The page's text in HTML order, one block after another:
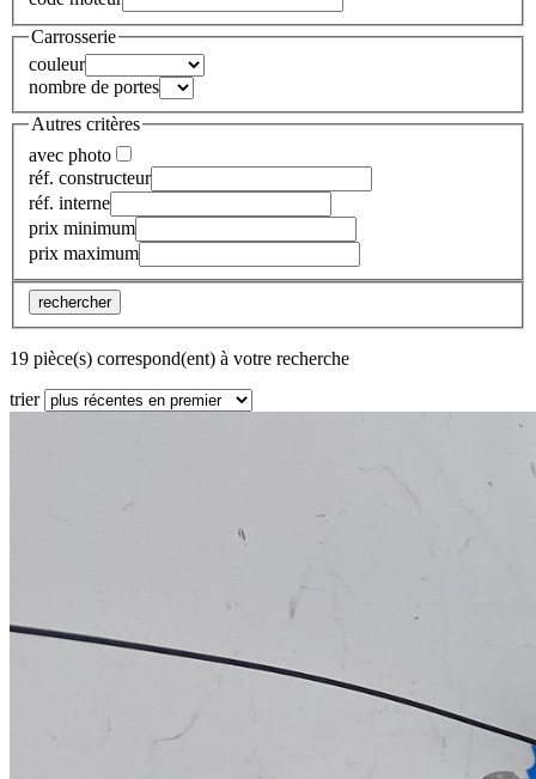
Carrosserie
couleur
nombre de portes
Autres critères
avec photo
réf. constructeur
réf. interne
prix minimum
prix maximum
rechercher
19 pièce(s) correspond(ent) à votre recherche
trier